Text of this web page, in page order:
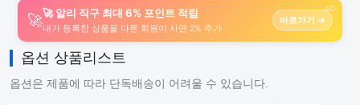
AD
🚀🚀 알리 직구 최대 6% 포인트 적립
내가 등록한 상품을 다른 회원이 사면 2% 추가
바로가기 →
옵션 상품리스트
옵션은 제품에 따라 단독배송이 어려울 수 있습니다.